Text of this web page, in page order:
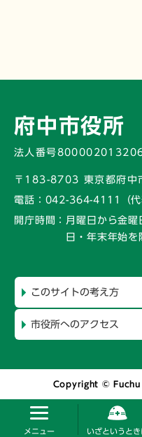
メニュー いざというとき
府中市役所
法人番号
〒183-8703 東京都府中
電話： 042-364-4111（代
開庁時間： 月曜日から金
日・年末年始を
このサイトの考え方
市役所へのアクセス
Copyright © Fuchu